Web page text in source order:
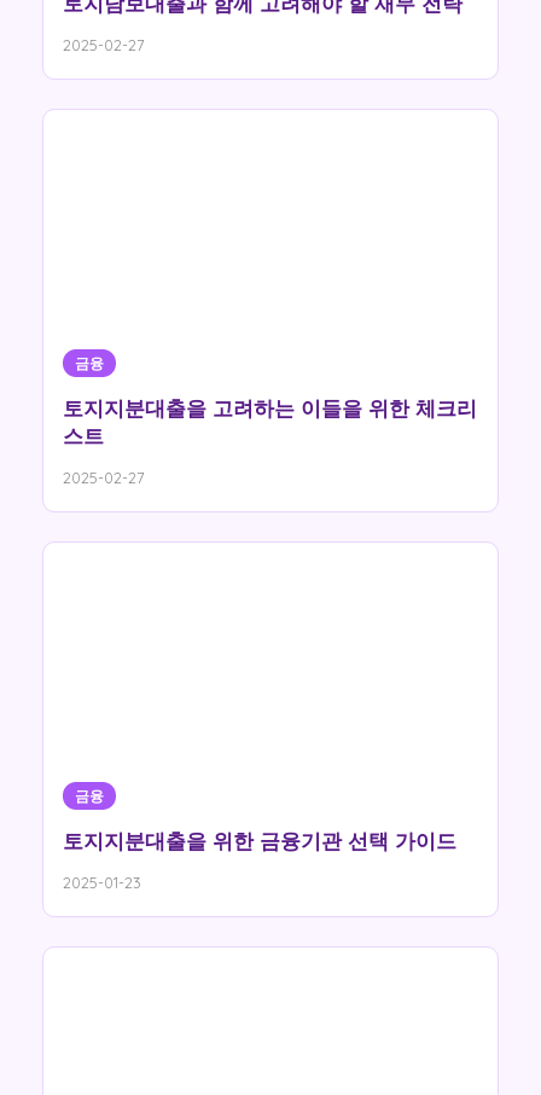
2025-02-27
금융
토지지분대출을 고려하는 이들을 위한 체크리
스트
2025-02-27
금융
토지지분대출을 위한 금융기관 선택 가이드
2025-01-23